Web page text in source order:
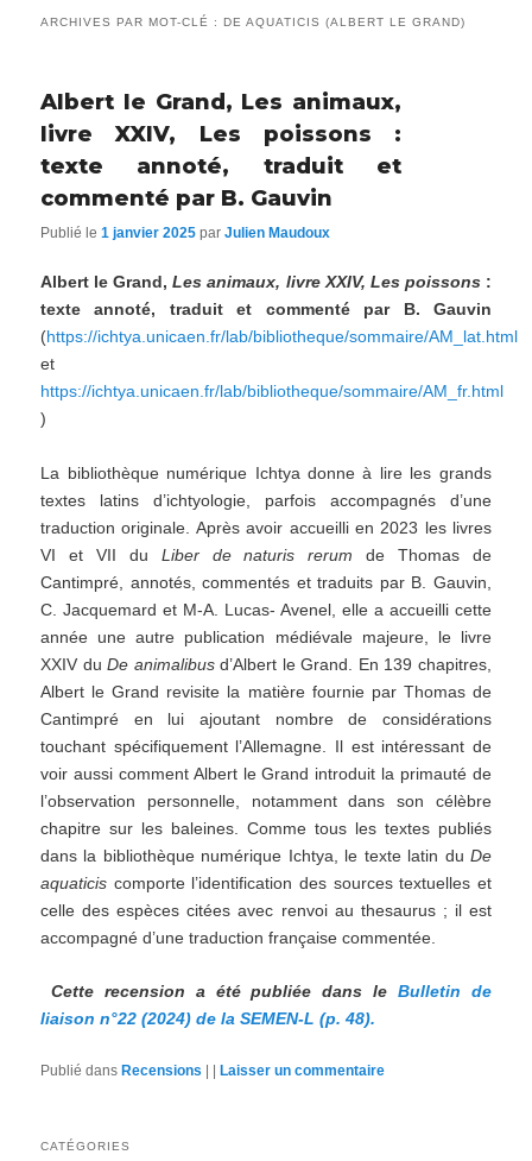
ARCHIVES PAR MOT-CLÉ : DE AQUATICIS (ALBERT LE GRAND)
Albert le Grand, Les animaux,
livre XXIV, Les poissons :
texte annoté, traduit et
commenté par B. Gauvin
Publié le1 janvier 2025 parJulien Maudoux
Albert le Grand,Les animaux, livre XXIV, Les poissons :
texte annoté, traduit et commenté par B. Gauvin
(https://ichtya.unicaen.fr/lab/bibliotheque/sommaire/AM_lat.html
et
https://ichtya.unicaen.fr/lab/bibliotheque/sommaire/AM_fr.html
)
La bibliothèque numérique Ichtya donne à lire les grands
textes latins d’ichtyologie, parfois accompagnés d’une
traduction originale. Après avoir accueilli en 2023 les livres
VI et VII du Liber de naturis rerumde Thomas de
Cantimpré, annotés, commentés et traduits par B. Gauvin,
C. Jacquemard et M-A. Lucas- Avenel, elle a accueilli cette
année une autre publication médiévale majeure, le livre
XXIV duDe animalibusd’Albert le Grand. En 139 chapitres,
Albert le Grand revisite la matière fournie par Thomas de
Cantimpré en lui ajoutant nombre de considérations
touchant spécifiquement l’Allemagne. Il est intéressant de
voir aussi comment Albert le Grand introduit la primauté de
l’observation personnelle, notamment dans son célèbre
chapitre sur les baleines. Comme tous les textes publiés
dans la bibliothèque numérique Ichtya, le texte latin du De
aquaticis comporte l’identification des sources textuelles et
celle des espèces citées avec renvoi au thesaurus ; il est
accompagné d’une traduction française commentée.
Cette recension a été publiée dans leBulletin de
liaison n°22 (2024) de la SEMEN-L (p. 48).
Publié dans Recensions Laisser un commentaire
CATÉGORIES